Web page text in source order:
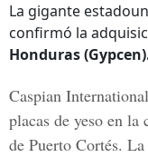
La gigante
confirmó la
Honduras
Caspian International
placas de yeso en
de Puerto Cortés.